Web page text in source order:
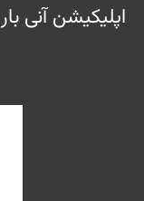
اپلیکیشن آنی